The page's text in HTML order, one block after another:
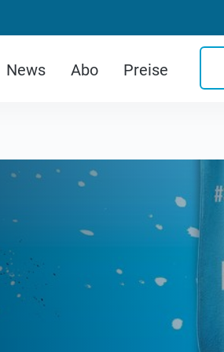
News Abo Preise